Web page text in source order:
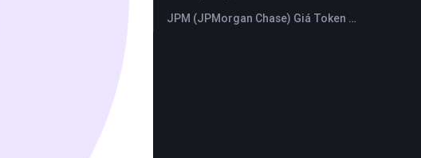
JPM (JPMorgan Chase) Giá Token & Biểu đồ trực tiếp mới nhất